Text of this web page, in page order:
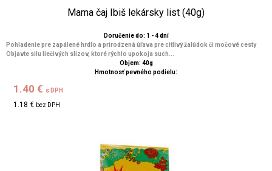
Mama čaj Ibiš lekársky list (40g)
Doručenie do: 1 - 4 dní
Pohladenie pre zapálené hrdlo a prirodzená úľava pre citlivý žalúdok či močové cesty
Objavte silu liečivých slizov, ktoré rýchlo upokoja such...
Objem: 40g
Hmotnosť pevného podielu:
1.40 € s DPH
1.18 € bez DPH